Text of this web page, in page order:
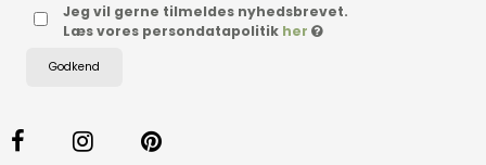
Jeg vil gerne tilmeldes nyhedsbrevet.
Læs vores persondatapolitik her
Godkend